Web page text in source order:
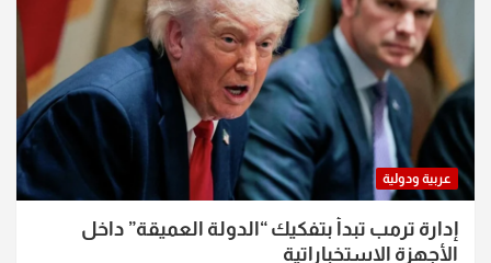
عربية ودولية
إدارة ترمب تبدأ بتفكيك “الدولة العميقة” داخل
الأجهزة الاستخباراتية